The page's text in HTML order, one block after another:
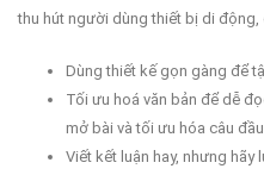
thu hút người dùng thiết bị di động,
Dùng thiết kế gọn gàng để
Tối ưu hoá văn bản để dễ
mở bài và tối ưu hóa câu
Viết kết luận hay, nhưng